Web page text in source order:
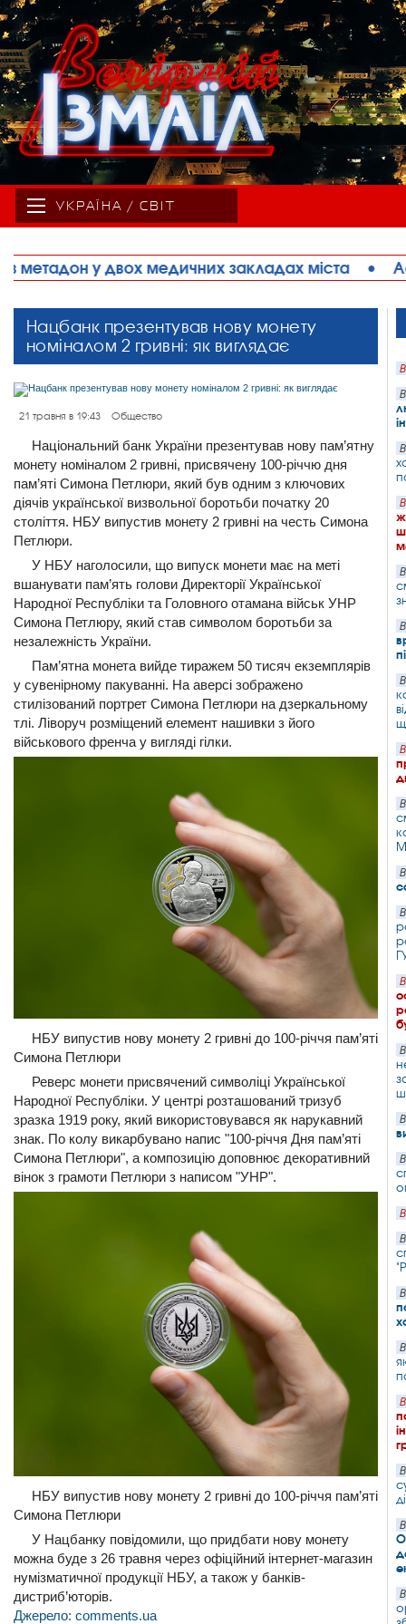
УКРАЇНА / СВІТ
міста • Асфальтування приватного
Нацбанк презентував нову монету
номіналом 2 гривні: як виглядає
21 травня в 19:43 Общество
Національний банк України презентував нову пам’ятну
монету номіналом 2 гривні, присвячену 100-річчю дня
пам’яті Симона Петлюри, який був одним з ключових
діячів української визвольної боротьби початку 20
століття. НБУ випустив монету 2 гривні на честь Симона
Петлюри.
У НБУ наголосили, що випуск монети має на меті
вшанувати пам’ять голови Директорії Української
Народної Республіки та Головного отамана військ УНР
Симона Петлюру, який став символом боротьби за
незалежність України.
Пам’ятна монета вийде тиражем 50 тисяч екземплярів
у сувенірному пакуванні. На аверсі зображено
стилізований портрет Симона Петлюри на дзеркальному
тлі. Ліворуч розміщений елемент нашивки з його
військового френча у вигляді гілки.
НБУ випустив нову монету 2 гривні до 100-річчя пам’яті
Симона Петлюри
Реверс монети присвячений символіці Української
Народної Республіки. У центрі розташований тризуб
зразка 1919 року, який використовувався як нарукавний
знак. По колу викарбувано напис "100-річчя Дня пам’яті
Симона Петлюри", а композицію доповнює декоративний
вінок з грамоти Петлюри з написом "УНР".
НБУ випустив нову монету 2 гривні до 100-річчя пам’яті
Симона Петлюри
У Нацбанку повідомили, що придбати нову монету
можна буде з 26 травня через офіційний інтернет-магазин
нумізматичної продукції НБУ, а також у банків-
дистриб’юторів.
Джерело: comments.ua